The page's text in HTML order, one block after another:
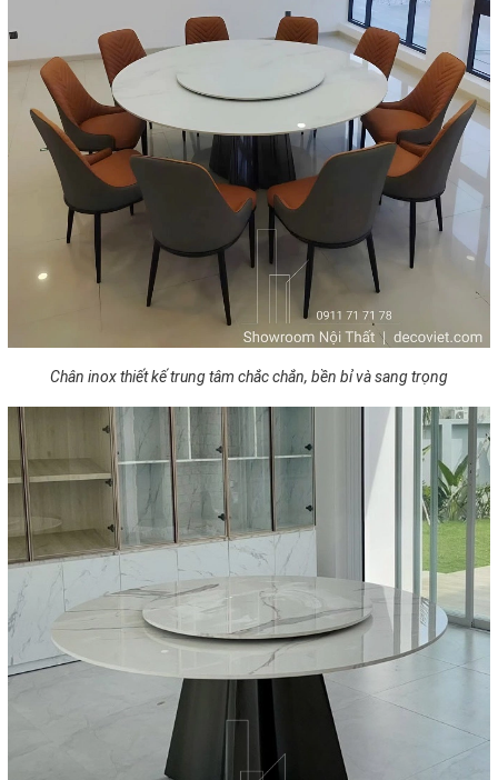
Chân inox thiết kế trung tâm chắc chắn, bền bỉ và sang trọng